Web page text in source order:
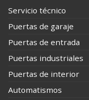
Servicio técnico
Puertas de garaje
Puertas de entrada
Puertas industriales
Puertas de interior
Automatismos